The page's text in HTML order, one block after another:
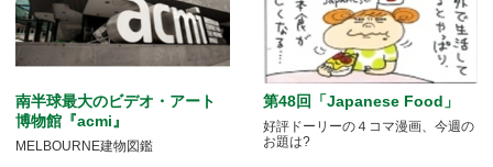
南半球最大のビデオ・アート
博物館『acmi』
MELBOURNE建物図鑑
第48回「Japanese Food」
好評ドーリーの４コマ漫画、今週の
お題は?